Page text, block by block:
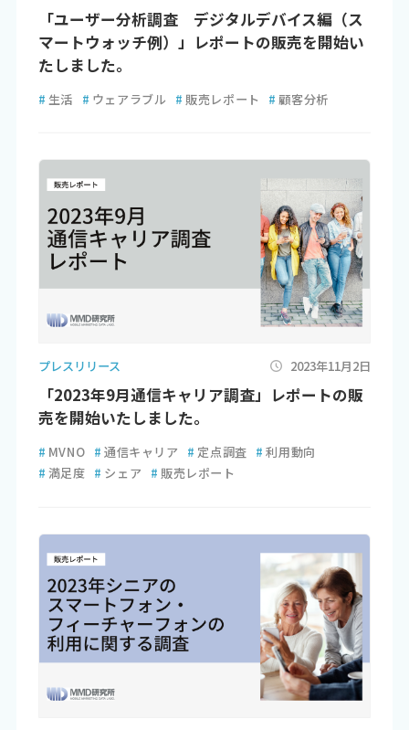
「ユーザー分析調査 デジタルデバイス編（ス
マートウォッチ例）」レポートの販売を開始い
たしました。
# 生活 # ウェアラブル # 販売レポート # 顧客分析
プレスリリース 2023年11月2日
「2023年9月通信キャリア調査」レポートの販
売を開始いたしました。
# MVNO # 通信キャリア # 定点調査 # 利用動向
# 満足度 # シェア # 販売レポート